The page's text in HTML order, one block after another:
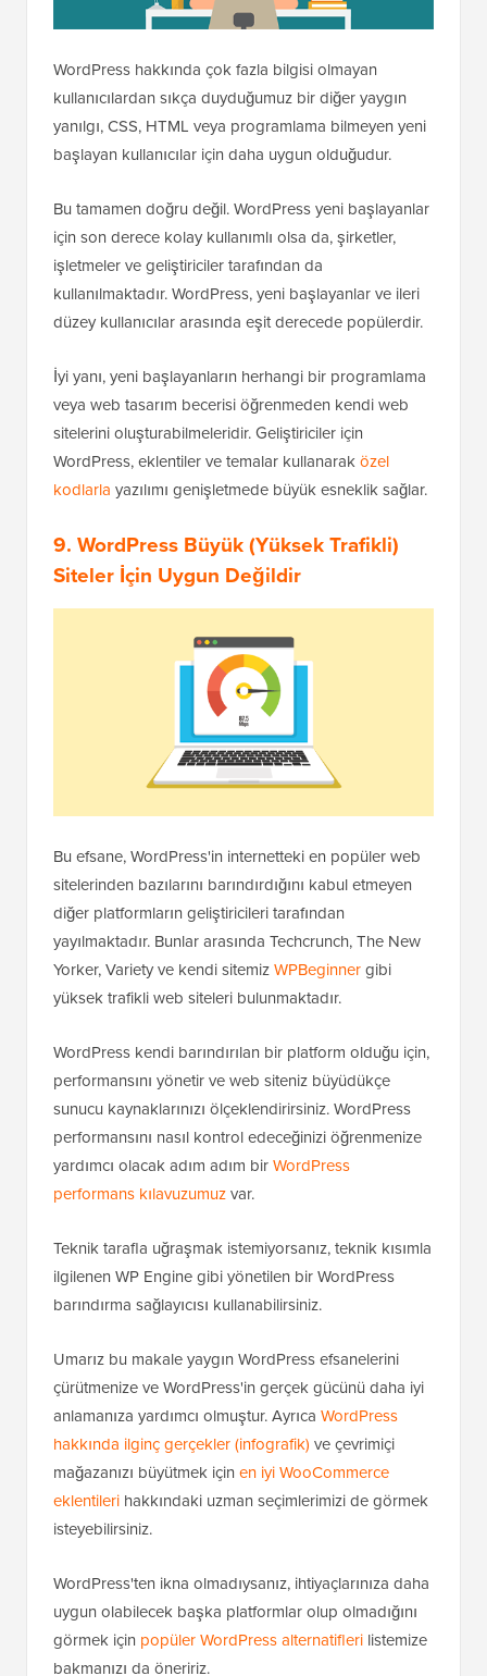
WordPress hakkında çok fazla bilgisi olmayan
kullanıcılardan sıkça duyduğumuz bir diğer yaygın
yanılgı, CSS, HTML veya programlama bilmeyen yeni
başlayan kullanıcılar için daha uygun olduğudur.
Bu tamamen doğru değil. WordPress yeni başlayanlar
için son derece kolay kullanımlı olsa da, şirketler,
işletmeler ve geliştiriciler tarafından da
kullanılmaktadır. WordPress, yeni başlayanlar ve ileri
düzey kullanıcılar arasında eşit derecede popülerdir.
İyi yanı, yeni başlayanların herhangi bir programlama
veya web tasarım becerisi öğrenmeden kendi web
sitelerini oluşturabilmeleridir. Geliştiriciler için
WordPress, eklentiler ve temalar kullanaraközel
kodlarla yazılımı genişletmede büyük esneklik sağlar.
9. WordPress Büyük (Yüksek Trafikli)
Siteler İçin Uygun Değildir
Bu efsane, WordPress'in internetteki en popüler web
sitelerinden bazılarını barındırdığını kabul etmeyen
diğer platformların geliştiricileri tarafından
yayılmaktadır. Bunlar arasında Techcrunch, The New
Yorker, Variety ve kendi sitemizWPBeginnergibi
yüksek trafikli web siteleri bulunmaktadır.
WordPress kendi barındırılan bir platform olduğu için,
performansını yönetir ve web siteniz büyüdükçe
sunucu kaynaklarınızı ölçeklendirirsiniz. WordPress
performansını nasıl kontrol edeceğinizi öğrenmenize
yardımcı olacak adım adım birWordPress
performans kılavuzumuzvar.
Teknik tarafla uğraşmak istemiyorsanız, teknik kısımla
ilgilenen WP Engine gibi yönetilen bir WordPress
barındırma sağlayıcısı kullanabilirsiniz.
Umarız bu makale yaygın WordPress efsanelerini
çürütmenize ve WordPress'in gerçek gücünü daha iyi
anlamanıza yardımcı olmuştur. Ayrıca WordPress
hakkında ilginç gerçekler (infografik) ve çevrimiçi
mağazanızı büyütmek için en iyi WooCommerce
eklentileri hakkındaki uzman seçimlerimizi de görmek
isteyebilirsiniz.
WordPress'ten ikna olmadıysanız, ihtiyaçlarınıza daha
uygun olabilecek başka platformlar olup olmadığını
görmek için popüler WordPress alternatifleri listemize
bakmanızı da öneririz.